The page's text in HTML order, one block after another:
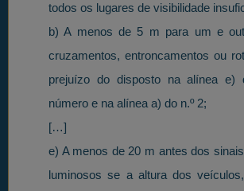
todos os lugares de visibilidade
b) A menos de 5 m para um e
cruzamentos, entroncamentos ou
prejuízo do disposto na alínea e)
número e na alínea a) do n.º 2;
[…]
e) A menos de 20 m antes dos
luminosos se a altura dos